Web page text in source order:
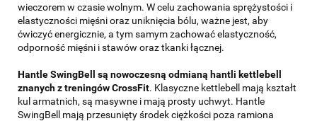
wieczorem w czasie wolnym. W celu zachowania sprężystości i
elastyczności mięśni oraz uniknięcia bólu, ważne jest, aby
ćwiczyć energicznie, a tym samym zachować elastyczność,
odporność mięśni i stawów oraz tkanki łącznej.
Hantle SwingBell są nowoczesną odmianą hantli kettlebell
znanych z treningów CrossFit. Klasyczne kettlebell mają kształt
kul armatnich, są masywne i mają prosty uchwyt. Hantle
SwingBell mają przesunięty środek ciężkości poza ramiona